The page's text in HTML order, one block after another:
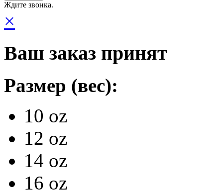
Ждите звонка.
×
Ваш заказ принят
Размер (вес):
10 oz
12 oz
14 oz
16 oz